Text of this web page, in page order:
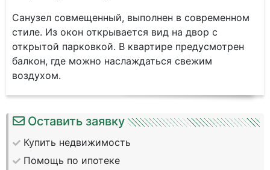
Санузел совмещенный, выполнен в современном
стиле. Из окон открывается вид на двор с
открытой парковкой. В квартире предусмотрен
балкон, где можно наслаждаться свежим
воздухом.
Оставить заявку
Купить недвижимость
Помощь по ипотеке